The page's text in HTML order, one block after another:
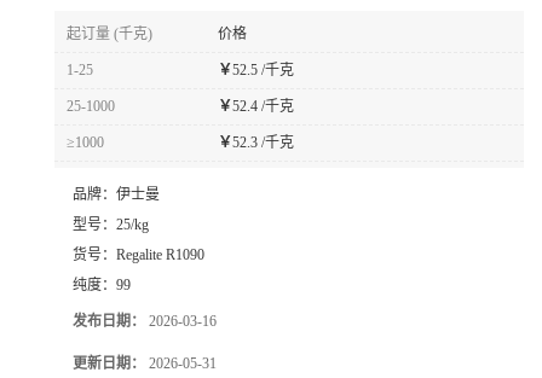
起订量 (千克) 价格
1-25 ￥52.5 /千克
25-1000 ￥52.4 /千克
≥1000 ￥52.3 /千克
品牌： 伊士曼
型号： 25/kg
货号： Regalite R1090
纯度： 99
发布日期： 2026-03-16
更新日期： 2026-05-31